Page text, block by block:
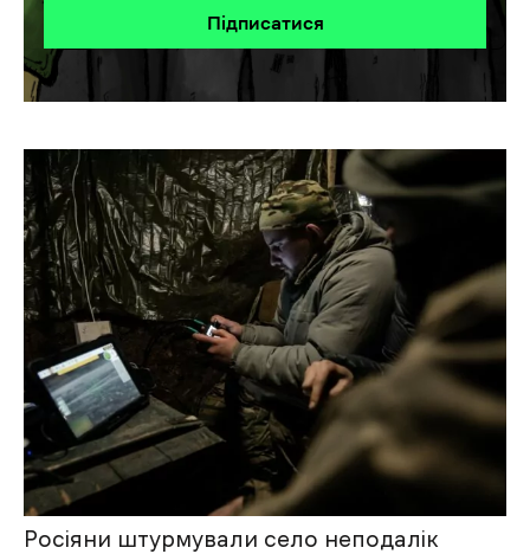
Підписатися
Росіяни штурмували село неподалік